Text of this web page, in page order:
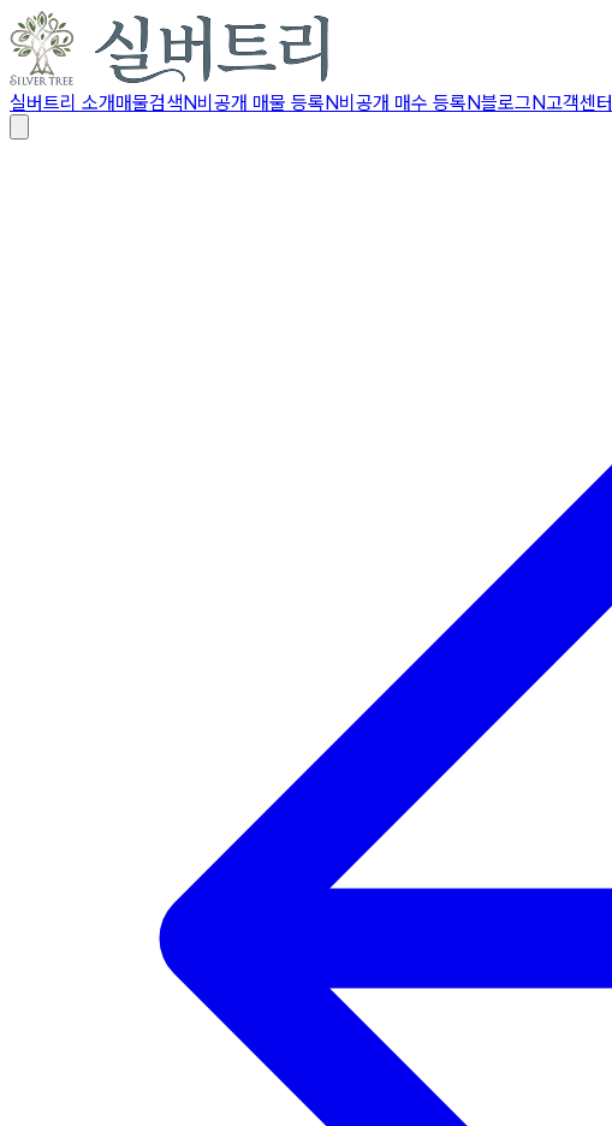
실버트리 소개매물검색N비공개 매물 등록N비공개 매수 등록N블로그N고객센터